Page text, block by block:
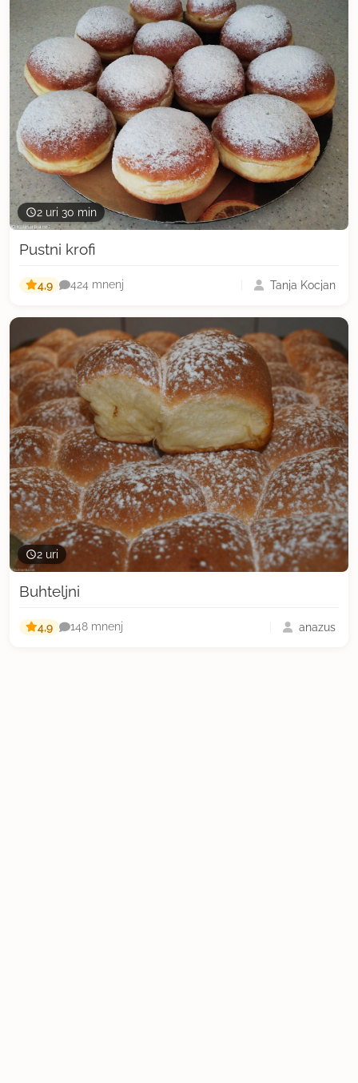
2 uri 30 min
Pustni krofi
4,9 424 mnenj Tanja Kocjan
2 uri
Buhteljni
4,9 148 mnenj anazus